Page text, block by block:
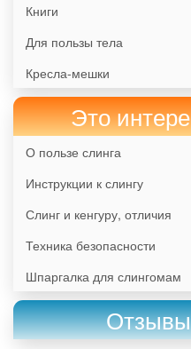
Книги
Для пользы тела
Кресла-мешки
Это
О пользе слинга
Инструкции к слингу
Слинг и кенгуру, отличия
Техника безопасности
Шпаргалка для слингомам
Отзывы